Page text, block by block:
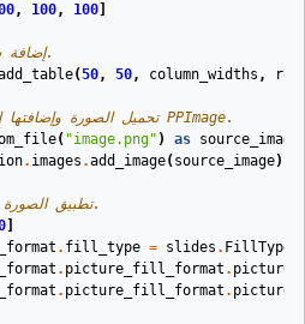
, 100, 100
# إضافة شكل جدول إلى الشريحة.
(50, 50, column_widths ,
# تحميل الصورة وإضافتها إلى العرض للحصول على PPImage.
( "image.png" ) as source_image
. images .add_image( source_image)
# تطبيق الصورة على خلية الجدول الأولى.
. fill_type = slides . FillType
. picture_fill_format .
. picture_fill_format . picture